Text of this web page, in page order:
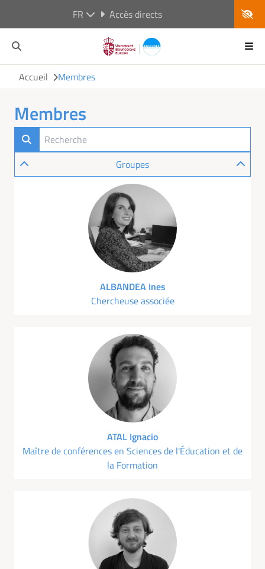
FR Accès directs
Accueil Membres
Membres
Groupes
ALBANDEA Ines
Chercheuse associée
ATAL Ignacio
Maître de conférences en Sciences de l'Éducation et de
la Formation